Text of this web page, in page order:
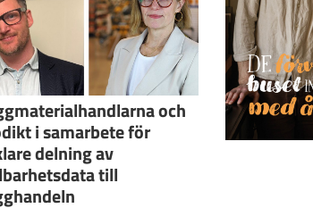
och
i samarbete för
delning av
till